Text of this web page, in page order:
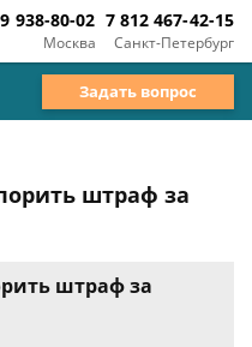
Москва
938-80-02
Санкт-Петербург
7 812 467-42-15
Задать вопрос
штраф за
штраф за